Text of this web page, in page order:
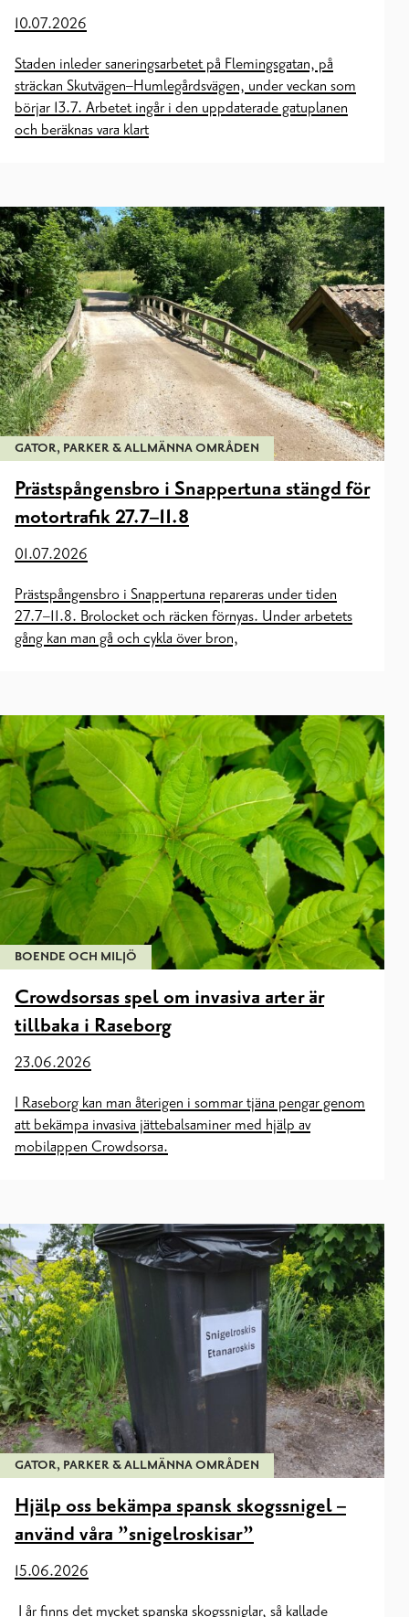
10.07.2026
Staden inleder saneringsarbetet på Flemingsgatan, på
sträckan Skutvägen–Humlegårdsvägen, under veckan som
börjar 13.7. Arbetet ingår i den uppdaterade gatuplanen
och beräknas vara klart
GATOR, PARKER & ALLMÄNNA OMRÅDEN
Prästspångensbro i Snappertuna stängd för
motortrafik 27.7–11.8
01.07.2026
Prästspångensbro i Snappertuna repareras under tiden
27.7–11.8. Brolocket och räcken förnyas. Under arbetets
gång kan man gå och cykla över bron,
BOENDE OCH MILJÖ
Crowdsorsas spel om invasiva arter är
tillbaka i Raseborg
23.06.2026
I Raseborg kan man återigen i sommar tjäna pengar genom
att bekämpa invasiva jättebalsaminer med hjälp av
mobilappen Crowdsorsa.
GATOR, PARKER & ALLMÄNNA OMRÅDEN
Hjälp oss bekämpa spansk skogssnigel –
använd våra ”snigelroskisar”
15.06.2026
I år finns det mycket spanska skogssniglar, så kallade